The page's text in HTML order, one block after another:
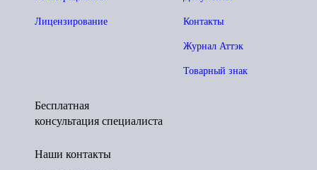
Контакты
Журнал Аттэк
Товарный знак
Лицензирование
Бесплатная
консультация специалиста
Наши контакты